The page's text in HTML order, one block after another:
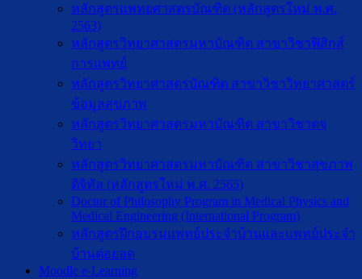
หลักสูตรแพทยศาสตรบัณฑิต (หลักสูตรใหม่ พ.ศ.
2563)
หลักสูตรวิทยาศาสตรมหาบัณฑิต สาขาวิชาฟิสิกส์
การแพทย์
หลักสูตรวิทยาศาสตรบัณฑิต สาขาวิชาวิทยาศาสตร์
ข้อมูลสุขภาพ
หลักสูตรวิทยาศาสตรมหาบัณฑิต สาขาวิชาตจ
วิทยา
หลักสูตรวิทยาศาสตรมหาบัณฑิต สาขาวิชาสุขภาพ
ดิจิทัล (หลักสูตรใหม่ พ.ศ. 2565)
Doctor of Philosophy Program in Medical Physics and
Medical Engineering (International Program)
หลักสูตรฝึกอบรมแพทย์ประจำบ้านและแพทย์ประจำ
บ้านต่อยอด
Moodle e-Learning